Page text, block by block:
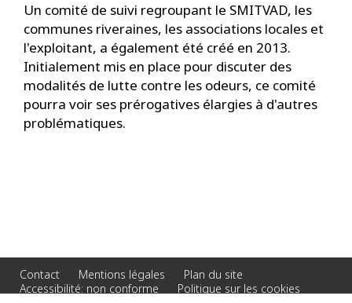
Un comité de suivi regroupant le SMITVAD, les
communes riveraines, les associations locales et
l'exploitant, a également été créé en 2013.
Initialement mis en place pour discuter des
modalités de lutte contre les odeurs, ce comité
pourra voir ses prérogatives élargies à d'autres
problématiques.
Contact Mentions légales
Plan du site
Accessibilité: non conforme
Politique sur les cookies